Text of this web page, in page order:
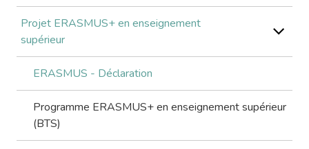
Projet ERASMUS+ en enseignement
supérieur
ERASMUS - Déclaration
Programme ERASMUS+ en enseignement supérieur
(BTS)